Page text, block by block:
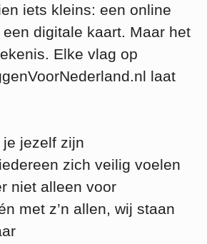
iets kleins: een online
digitale kaart. Maar het
Elke vlag op
laat
jezelf zijn
zich veilig voelen
niet alleen voor
met z’n allen, wij staan